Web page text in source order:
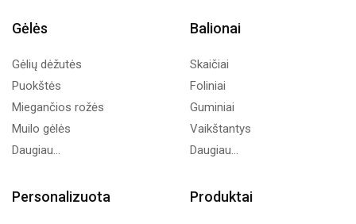
Gėlės
Gėlių dėžutės
Puokštės
Miegančios rožės
Muilo gėlės
Daugiau...
Balionai
Skaičiai
Foliniai
Guminiai
Vaikštantys
Daugiau...
Personalizuota Produktai